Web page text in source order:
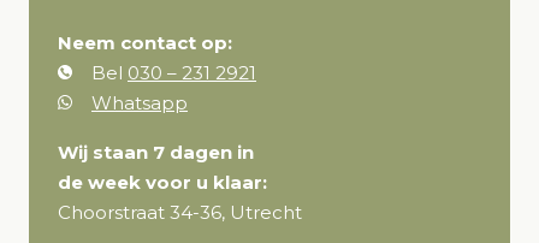
Neem contact op:
Bel 030 – 231 2921
Whatsapp
Wij staan 7 dagen in
de week voor u klaar:
Choorstraat 34-36, Utrecht